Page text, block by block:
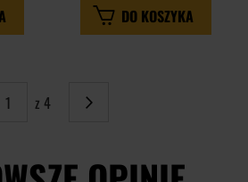
DO KOSZYKA
z 4
Strona
Następne